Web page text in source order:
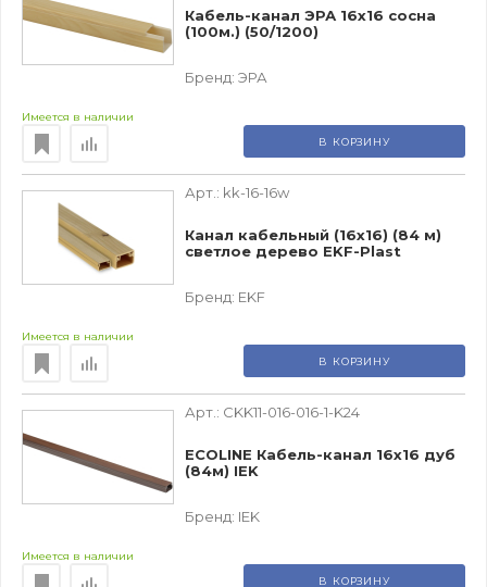
Кабель-канал ЭРА 16x16 сосна
(100м.) (50/1200)
Бренд: ЭРА
Имеется в наличии
В КОРЗИНУ
Арт.: kk-16-16w
Канал кабельный (16х16) (84 м)
светлое дерево EKF-Plast
Бренд: EKF
Имеется в наличии
В КОРЗИНУ
Арт.: CKK11-016-016-1-K24
ECOLINE Кабель-канал 16х16 дуб
(84м) IEK
Бренд: IEK
Имеется в наличии
В КОРЗИНУ